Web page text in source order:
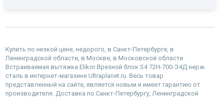
Купить по низкой цене, недорого, в Санкт-Петербурге, в
Ленинградской области, в Москве, в Московской области
Встраиваемая вытяжка Elikor Врезной блок S4 72Н-700-Э4Д нерж.
сталь в интернет-магазине Ultraplanet.ru. Весь товар
представленный на сайте, является новым и имеет гарантию от
производителя. Доставка по Санкт-Петербургу, Ленинградской